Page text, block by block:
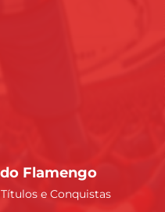
Flamengo
Títulos e Conquistas